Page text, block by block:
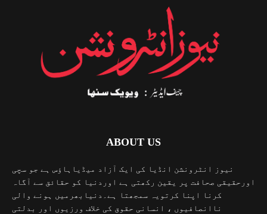
ABOUT US
نیوز انٹرونشن انڈیا کی ایک آزاد میڈیاہاؤس ہے جو سچی
اورحقیقی صحافت پر یقین رکھتی ہے اوردنیا کو حقائق سے آگاہ
کرنا اپنا کرتویہ سمجھتا ہے۔دنیابھرمیں ہونے والی
ناانصافیوں ، انسانی حقوق کی خلاف ورزیوں اور بدلتی